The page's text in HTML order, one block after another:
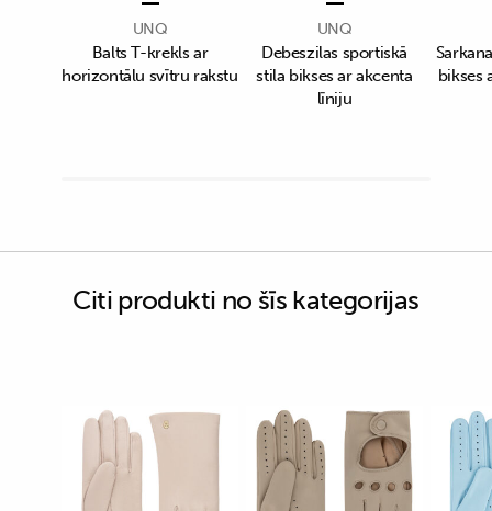
UNQ
Balts T-krekls ar
horizontālu svītru rakstu
UNQ
Debeszilas sportiskā
stila bikses ar akcenta
līniju
bikses
Citi produkti no šīs kategorijas